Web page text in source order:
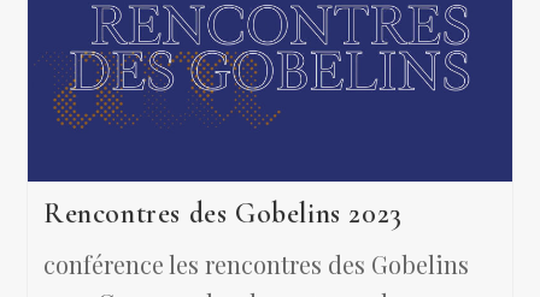
Rencontres des Gobelins 2023
conférence les rencontres des Gobelins